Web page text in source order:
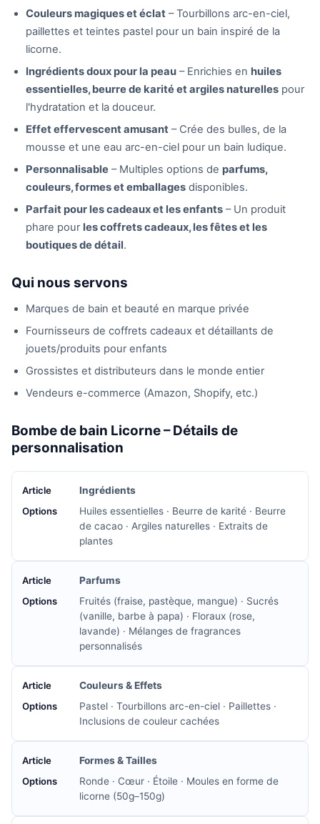
Couleurs magiques et éclat – Tourbillons arc-en-ciel,
paillettes et teintes pastel pour un bain inspiré de la
licorne.
Ingrédients doux pour la peau – Enrichies en huiles
essentielles, beurre de karité et argiles naturelles pour
l'hydratation et la douceur.
Effet effervescent amusant – Crée des bulles, de la
mousse et une eau arc-en-ciel pour un bain ludique.
Personnalisable – Multiples options de parfums,
couleurs, formes et emballages disponibles.
Parfait pour les cadeaux et les enfants – Un produit
phare pour les coffrets cadeaux, les fêtes et les
boutiques de détail.
Qui nous servons
Marques de bain et beauté en marque privée
Fournisseurs de coffrets cadeaux et détaillants de
jouets/produits pour enfants
Grossistes et distributeurs dans le monde entier
Vendeurs e-commerce (Amazon, Shopify, etc.)
Bombe de bain Licorne – Détails de
personnalisation
Ingrédients
Huiles essentielles · Beurre de karité · Beurre
de cacao · Argiles naturelles · Extraits de
plantes
Parfums
Fruités (fraise, pastèque, mangue) · Sucrés
(vanille, barbe à papa) · Floraux (rose,
lavande) · Mélanges de fragrances
personnalisés
Couleurs & Effets
Pastel · Tourbillons arc-en-ciel · Paillettes ·
Inclusions de couleur cachées
Formes & Tailles
Ronde · Cœur · Étoile · Moules en forme de
licorne (50g–150g)